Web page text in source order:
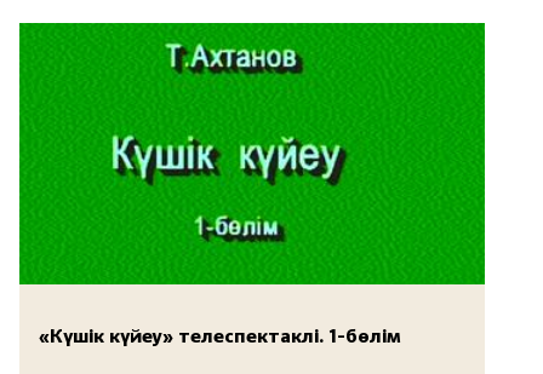
«Күшік күйеу» телеспектаклі. 1-бөлім